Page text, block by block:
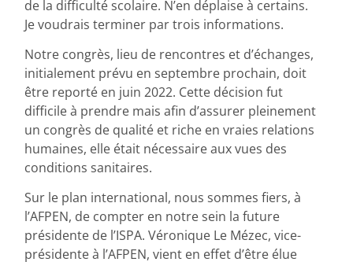
de la difficulté scolaire. N’en déplaise à certains.
Je voudrais terminer par trois informations.
Notre congrès, lieu de rencontres et d’échanges,
initialement prévu en septembre prochain, doit
être reporté en juin 2022. Cette décision fut
difficile à prendre mais afin d’assurer pleinement
un congrès de qualité et riche en vraies relations
humaines, elle était nécessaire aux vues des
conditions sanitaires.
Sur le plan international, nous sommes fiers, à
l’AFPEN, de compter en notre sein la future
présidente de l’ISPA. Véronique Le Mézec, vice-
présidente à l’AFPEN, vient en effet d’être élue